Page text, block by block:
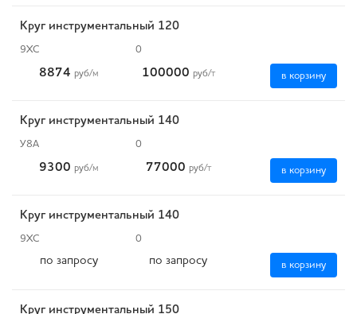
Круг инструментальный 120
9ХС 0
8874 руб/м 100000 руб/т в корзину
Круг инструментальный 140
У8А 0
9300 руб/м 77000 руб/т в корзину
Круг инструментальный 140
9ХС 0
по запросу по запросу в корзину
Круг инструментальный 150